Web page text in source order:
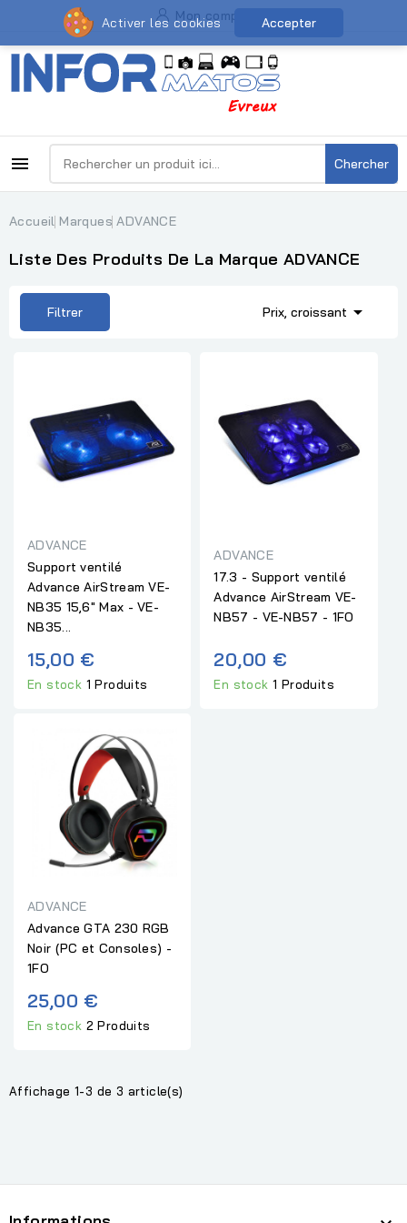
Mon compte
 Chercher
Accueil Marques ADVANCE
Liste Des Produits De La Marque ADVANCE
Filtrer Prix, croissant 
ADVANCE
Support ventilé
Advance AirStream VE-
NB35 15,6" Max - VE-
NB35...
15,00 €
En stock 1 Produits
ADVANCE
17.3 - Support ventilé
Advance AirStream VE-
NB57 - VE-NB57 - 1FO
20,00 €
En stock1 Produits
ADVANCE
Advance GTA 230 RGB
Noir (PC et Consoles) -
1FO
25,00 €
En stock 2 Produits
Affichage 1-3 de 3 article(s)
Activer les cookies Accepter